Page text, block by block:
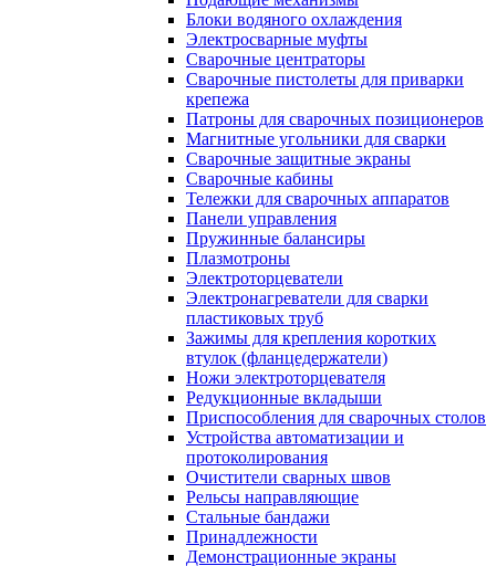
Блоки водяного охлаждения
Электросварные муфты
Сварочные центраторы
Сварочные пистолеты для приварки
крепежа
Патроны для сварочных позиционеров
Магнитные угольники для сварки
Сварочные защитные экраны
Сварочные кабины
Тележки для сварочных аппаратов
Панели управления
Пружинные балансиры
Плазмотроны
Электроторцеватели
Электронагреватели для сварки
пластиковых труб
Зажимы для крепления коротких
втулок (фланцедержатели)
Ножи электроторцевателя
Редукционные вкладыши
Приспособления для сварочных столов
Устройства автоматизации и
протоколирования
Очистители сварных швов
Рельсы направляющие
Стальные бандажи
Принадлежности
Демонстрационные экраны